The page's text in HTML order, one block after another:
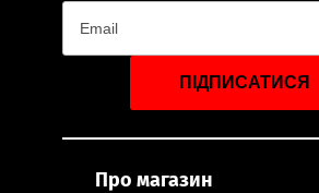
ПІДПИСАТИСЯ
Про магазин